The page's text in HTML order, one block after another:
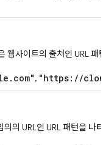
웹사이트의 출처인 URL 패턴
, "https://
의의 URL인 URL 패턴을 나타